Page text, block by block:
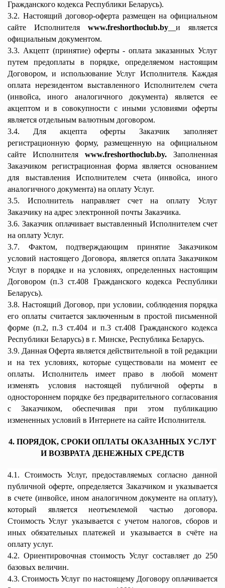
Гражданского кодекса Республики Беларусь).
3.2. Настоящий договор-оферта размещен на официальном
сайте Исполнителя www.freshorthoclub.by
и является
официальным документом.
3.3. Акцепт (принятие) оферты - оплата заказанных Услуг
путем предоплаты в порядке, определяемом настоящим
Договором, и использование Услуг Исполнителя. Каждая
оплата нерезидентом выставленного Исполнителем счета
(инвойса, иного аналогичного документа) является ее
акцептом и в совокупности с иными условиями оферты
является отдельным валютным договором.
3.4. Для акцепта оферты Заказчик заполняет
регистрационную форму, размещенную на официальном
сайте Исполнителя www.freshorthoclub.by. Заполненная
Заказчиком регистрационная форма является основанием
для выставления Исполнителем счета (инвойса, иного
аналогичного документа) на оплату Услуг.
3.5. Исполнитель направляет счет на оплату Услуг
Заказчику на адрес электронной почты Заказчика.
3.6. Заказчик оплачивает выставленный Исполнителем счет
на оплату Услуг.
3.7. Фактом, подтверждающим принятие Заказчиком
условий настоящего Договора, является оплата Заказчиком
Услуг в порядке и на условиях, определенных настоящим
Договором (п.3 ст.408 Гражданского кодекса Республики
Беларусь).
3.8. Настоящий Договор, при условии, соблюдения порядка
его оплаты считается заключенным в простой письменной
форме (п.2, п.3 ст.404 и п.3 ст.408 Гражданского кодекса
Республики Беларусь) в г. Минске, Республика Беларусь.
3.9. Данная Оферта является действительной в той редакции
и на тех условиях, которые существовали на момент ее
оплаты. Исполнитель имеет право в любой момент
изменять условия настоящей публичной оферты в
одностороннем порядке без предварительного согласования
с Заказчиком, обеспечивая при этом публикацию
измененных условий в Интернете на сайте Исполнителя.
4. ПОРЯДОК, СРОКИ ОПЛАТЫ ОКАЗАННЫХ УСЛУГ
И ВОЗВРАТА ДЕНЕЖНЫХ СРЕДСТВ
4.1. Стоимость Услуг, предоставляемых согласно данной
публичной оферте, определяется Заказчиком и указывается
в счете (инвойсе,ином аналогичном документе на оплату),
который является неотъемлемой частью договора.
Стоимость Услуг указывается с учетом налогов, сборов и
иных обязательных платежей и указывается в счёте на
оплату услуг.
4.2. Ориентировочная стоимость Услуг составляет до 250
базовых величин.
4.3. Стоимость Услуг по настоящему Договору оплачивается